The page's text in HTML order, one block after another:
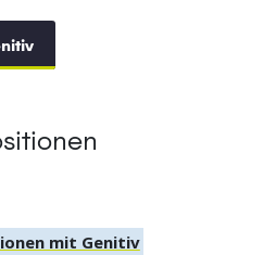
mit Genitiv